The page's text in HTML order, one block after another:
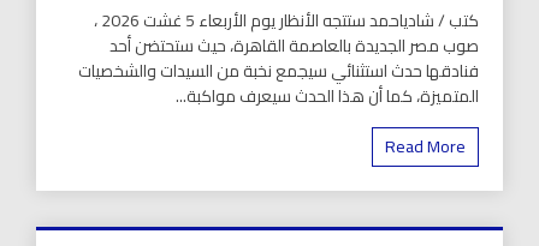
كتب / شادياحمد ستتجه الأنظار يوم الأربعاء 5 غشت 2026 ،
صوب مصر الجديدة بالعاصمة القاهرة، حيث ستحتضن أحد
فنادقها حدث استثنائي سيجمع نخبة من السيدات والشخصيات
المتميزة، كما أن هذا الحدث سيعرف مواكبة...
Read More